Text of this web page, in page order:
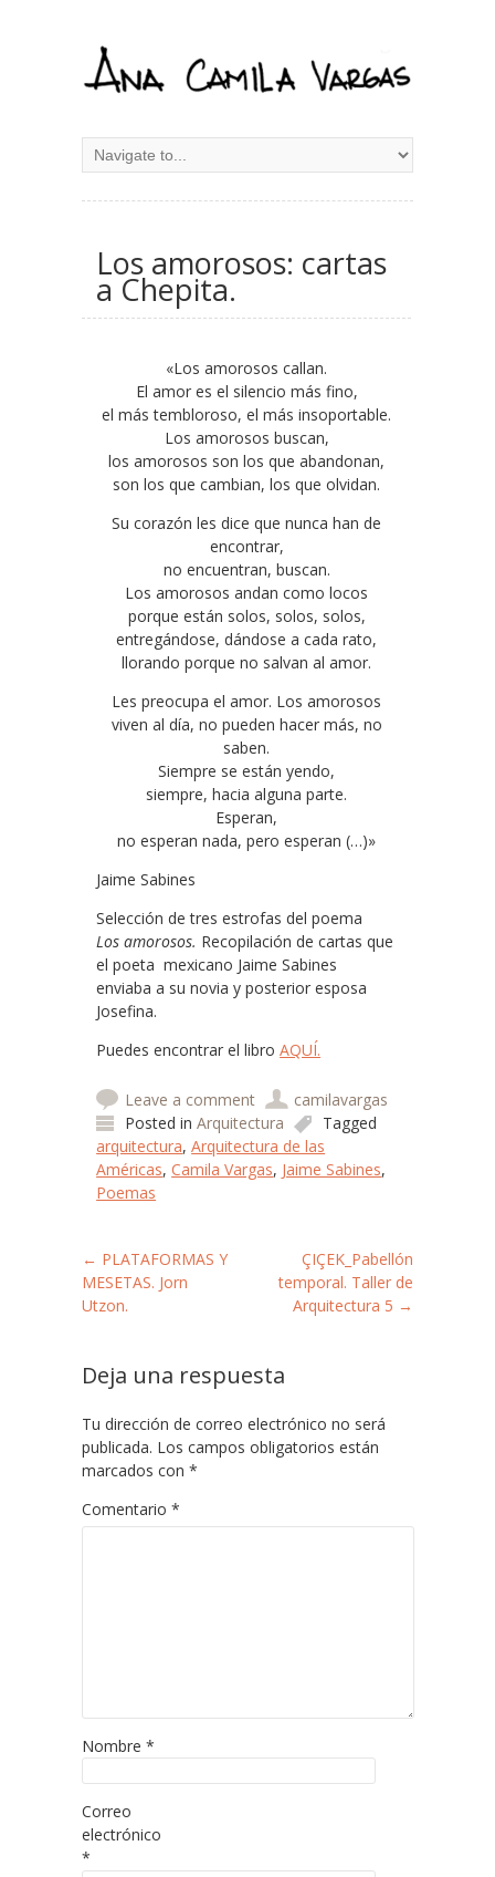
Los amorosos: cartas
a Chepita.
«Los amorosos callan.
El amor es el silencio más fino,
el más tembloroso, el más insoportable.
Los amorosos buscan,
los amorosos son los que abandonan,
son los que cambian, los que olvidan.
Su corazón les dice que nunca han de
encontrar,
no encuentran, buscan.
Los amorosos andan como locos
porque están solos, solos, solos,
entregándose, dándose a cada rato,
llorando porque no salvan al amor.
Les preocupa el amor. Los amorosos
viven al día, no pueden hacer más, no
saben.
Siempre se están yendo,
siempre, hacia alguna parte.
Esperan,
no esperan nada, pero esperan (…)»
Jaime Sabines
Selección de tres estrofas del poema
Losamorosos. Recopilación de cartas que
el poeta mexicano Jaime Sabines
enviaba a su novia y posterior esposa
Josefina.
Puedes encontrar el libroAQUÍ.
Leave a comment
camilavargas
Posted inArquitectura
Tagged
arquitectura,Arquitectura de las
Américas,Camila Vargas, Jaime Sabines,
Poemas
Post navigation
← PLATAFORMAS Y
MESETAS. Jorn
Utzon.
ÇIÇEK_Pabellón
temporal. Taller de
Arquitectura 5 →
Deja una respuesta
Tu dirección de correo electrónico no será
publicada. Los campos obligatorios están
marcados con *
Comentario *
Nombre *
Correo
electrónico
*